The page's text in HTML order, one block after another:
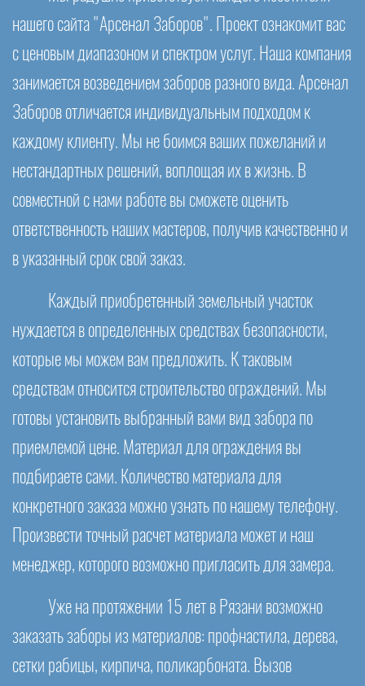
нашего сайта "Арсенал Заборов". Проект ознакомит вас
с ценовым диапазоном и спектром услуг. Наша компания
занимается возведением заборов разного вида. Арсенал
Заборов отличается индивидуальным подходом к
каждому клиенту. Мы не боимся ваших пожеланий и
нестандартных решений, воплощая их в жизнь. В
совместной с нами работе вы сможете оценить
ответственность наших мастеров, получив качественно и
в указанный срок свой заказ.
Каждый приобретенный земельный участок
нуждается в определенных средствах безопасности,
которые мы можем вам предложить. К таковым
средствам относится строительство ограждений. Мы
готовы установить выбранный вами вид забора по
приемлемой цене. Материал для ограждения вы
подбираете сами. Количество материала для
конкретного заказа можно узнать по нашему телефону.
Произвести точный расчет материала может и наш
менеджер, которого возможно пригласить для замера.
Уже на протяжении 15 лет в Рязани возможно
заказать заборы из материалов: профнастила, дерева,
сетки рабицы, кирпича, поликарбоната. Вызов